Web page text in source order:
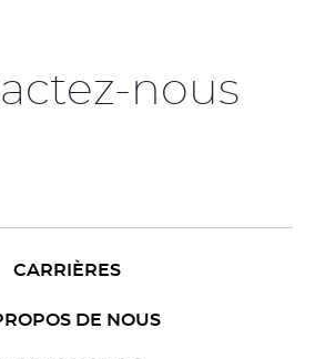
nous
CARRIÈRES
DE NOUS